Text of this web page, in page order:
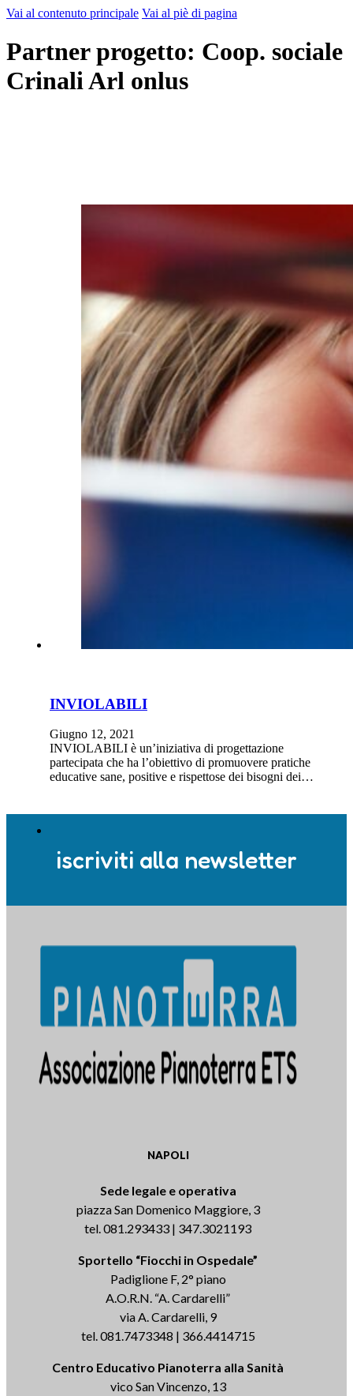
Vai al contenuto principale Vai al piè di pagina
Partner progetto: Coop. sociale
Crinali Arl onlus
INVIOLABILI
Giugno 12, 2021
INVIOLABILI è un’iniziativa di progettazione
partecipata che ha l’obiettivo di promuovere pratiche
educative sane, positive e rispettose dei bisogni dei…
iscriviti alla newsletter
NAPOLI
Sede legale e operativa
piazza San Domenico Maggiore, 3
tel. 081.293433 | 347.3021193
Sportello “Fiocchi in Ospedale”
Padiglione F, 2° piano
A.O.R.N. “A. Cardarelli”
via A. Cardarelli, 9
tel. 081.7473348 | 366.4414715
Centro Educativo Pianoterra alla Sanità
vico San Vincenzo, 13